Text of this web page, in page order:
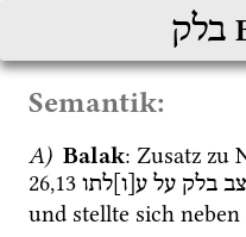
בלק
Semantik:
A) Balak: Zusatz zu
26,13 בלק על ע[ו]לתו
und stellte sich